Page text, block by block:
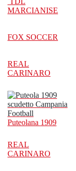
MARCIANISE
FOX SOCCER
REAL
CARINARO
Puteolana 1909
REAL
CARINARO